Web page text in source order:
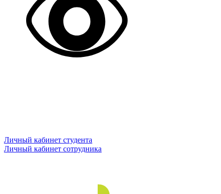
Личный кабинет студента
Личный кабинет сотрудника